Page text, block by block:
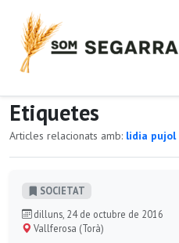
Etiquetes
Articles relacionats amb: lidia pujol
SOCIETAT
dilluns, 24 de octubre de 2016
Vallferosa (Torà)